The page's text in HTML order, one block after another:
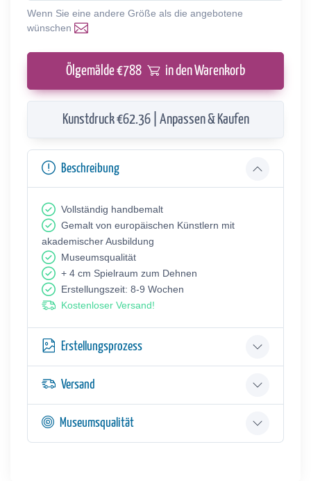
Wenn Sie eine andere Größe als die angebotene
wünschen
Ölgemälde €788 in den Warenkorb
Kunstdruck €62.36 | Anpassen & Kaufen
Beschreibung
Vollständig handbemalt
Gemalt von europäischen Künstlern mit
akademischer Ausbildung
Museumsqualität
+ 4 cm Spielraum zum Dehnen
Erstellungszeit: 8-9 Wochen
Kostenloser Versand!
Erstellungsprozess
Versand
Museumsqualität